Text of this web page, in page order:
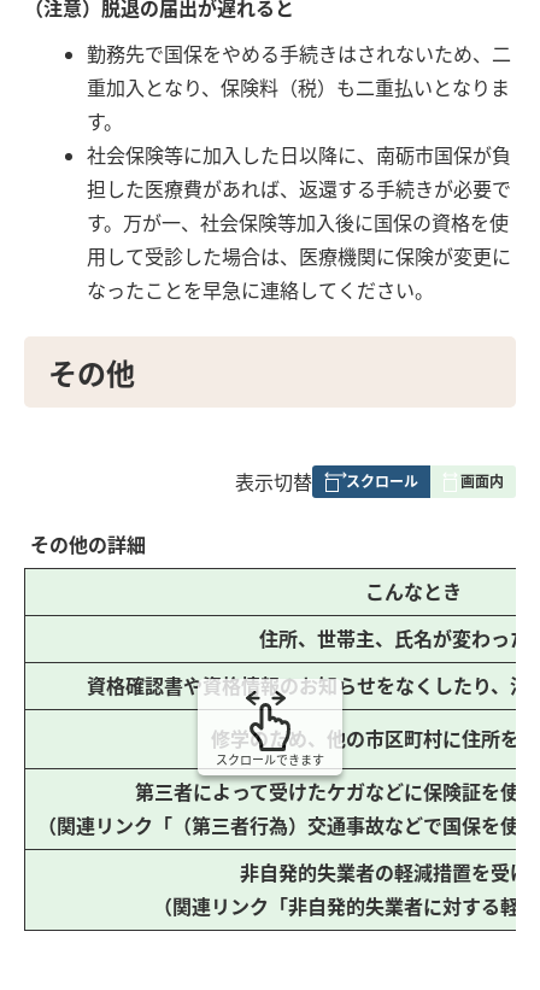
（注意）脱退の届出が遅れると
勤務先で国保をやめる手続きはされないため、二
重加入となり、保険料（税）も二重払いとなりま
す。
社会保険等に加入した日以降に、南砺市国保が負
担した医療費があれば、返還する手続きが必要で
す。万が一、社会保険等加入後に国保の資格を使
用して受診した場合は、医療機関に保険が変更に
なったことを早急に連絡してください。
その他
表
の
表示切替
その他の詳細
こんなとき
住所、世帯主、氏名が変わった
資格確認書や資格情報のお知らせをなくしたり、汚
修学のため、他の市区町村に住所を
第三者によって受けたケガなどに保険証を使
（関連リンク「（第三者行為）交通事故などで国保を使
非自発的失業者の軽減措置を受け
（関連リンク「非自発的失業者に対する軽
スクロールできます